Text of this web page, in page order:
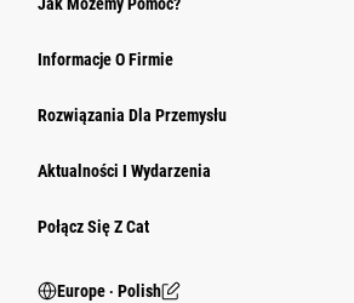
Informacje O Firmie
Rozwiązania Dla Przemysłu
Aktualności I Wydarzenia
Połącz Się Z Cat
Europe ‧ Polish